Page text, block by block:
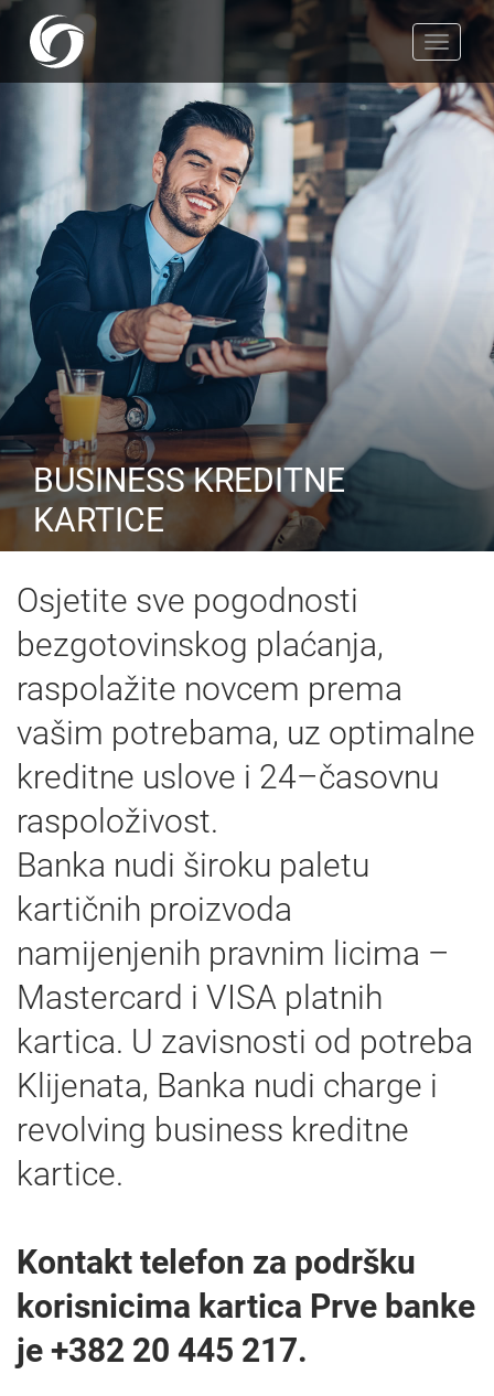
Toggle
BUSINESS KREDITNE
KARTICE
Osjetite sve pogodnosti
bezgotovinskog plaćanja,
raspolažite novcem prema
vašim potrebama, uz optimalne
kreditne uslove i 24–časovnu
raspoloživost.
Banka nudi široku paletu
kartičnih proizvoda
namijenjenih pravnim licima –
Mastercard i VISA platnih
kartica. U zavisnosti od potreba
Klijenata, Banka nudi charge i
revolving business kreditne
kartice.
Kontakt telefon za podršku
korisnicima kartica Prve banke
je +382 20 445 217.